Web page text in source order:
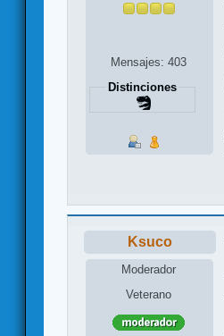
Mensajes: 403
Distinciones
Ksuco
Moderador
Veterano